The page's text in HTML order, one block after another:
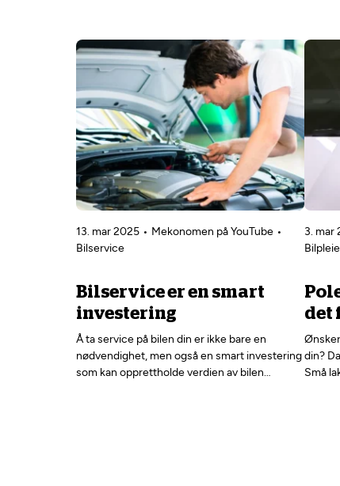
13. mar 2025
Mekonomen på YouTube
Bilservice
Bilservice er en smart
investering
Å ta service på bilen din er ikke bare en
nødvendighet, men også en smart investering
som kan opprettholde verdien av bilen…
3. mar
det
din?
Små